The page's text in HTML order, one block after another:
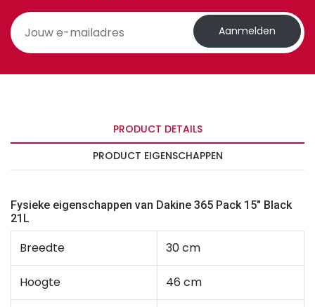
Aanmelden
PRODUCT DETAILS
PRODUCT EIGENSCHAPPEN
Fysieke eigenschappen van Dakine 365 Pack 15" Black
21L
Breedte 30 cm
Hoogte 46 cm